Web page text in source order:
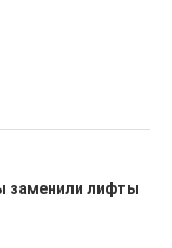
заменили лифты